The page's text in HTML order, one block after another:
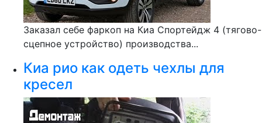
Заказал себе фаркоп на Киа Спортейдж 4 (тягово-
сцепное устройство) производства...
Киа рио как одеть чехлы для
кресел